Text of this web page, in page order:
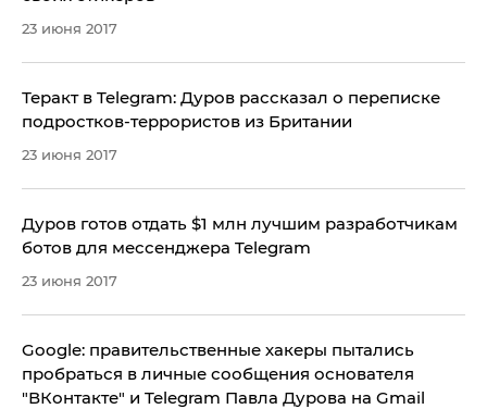
23 июня 2017
Теракт в Telegram: Дуров рассказал о переписке
подростков-террористов из Британии
23 июня 2017
Дуров готов отдать $1 млн лучшим разработчикам
ботов для мессенджера Telegram
23 июня 2017
Google: правительственные хакеры пытались
пробраться в личные сообщения основателя
"ВКонтакте" и Telegram Павла Дурова на Gmail